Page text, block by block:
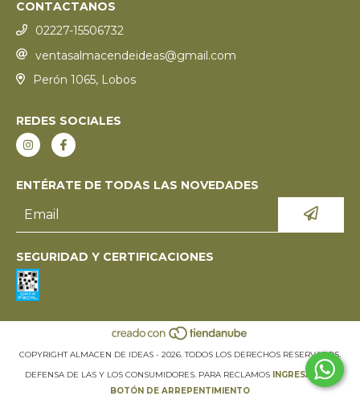
CONTACTANOS
02227-15506732
ventasalmacendeideas@gmail.com
Perón 1065, Lobos
REDES SOCIALES
ENTÉRATE DE TODAS LAS NOVEDADES
SEGURIDAD Y CERTIFICACIONES
COPYRIGHT ALMACEN DE IDEAS - 2026. TODOS LOS DERECHOS RESERVADOS.
DEFENSA DE LAS Y LOS CONSUMIDORES. PARA RECLAMOS INGRESÁ ACÁ.
BOTÓN DE ARREPENTIMIENTO